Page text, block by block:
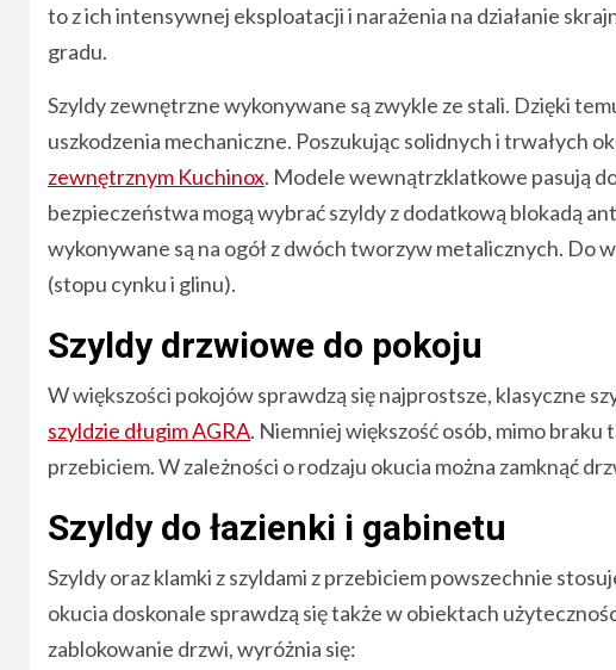
to z ich intensywnej eksploatacji i narażenia na działanie
gradu.
Szyldy zewnętrzne wykonywane są zwykle ze stali. Dzięki
uszkodzenia mechaniczne. Poszukując solidnych i trwałych
zewnętrznym Kuchinox. Modele wewnątrzklatkowe pasują
bezpieczeństwa mogą wybrać szyldy z dodatkową blokadą
wykonywane są na ogół z dwóch tworzyw metalicznych. Do
(stopu cynku i glinu).
Szyldy drzwiowe do pokoju
W większości pokojów sprawdzą się najprostsze, klasyczne
szyldzie długim AGRA. Niemniej większość osób, mimo
przebiciem. W zależności o rodzaju okucia można zamknąć
Szyldy do łazienki i gabinetu
Szyldy oraz klamki z szyldami z przebiciem powszechnie
okucia doskonale sprawdzą się także w obiektach
zablokowanie drzwi, wyróżnia się: